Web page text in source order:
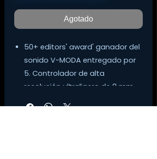
Agotado
50+ editors' award' ganador del
sonido V-MODA entregado por
5. Controlador de alta
resolución ultraligero de 8 mm.